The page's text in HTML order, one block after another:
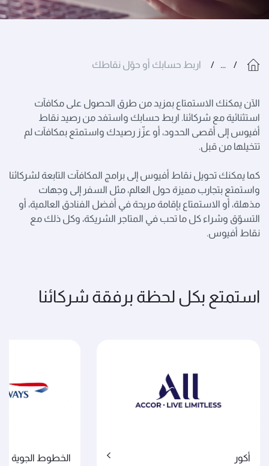
... اربط حسابك أو حوّل نقاطك
الآن يمكنك الاستمتاع بمزيد من طرق الحصول على مكافآت
استثنائية مع شركائنا. اربط حسابك واستفد من رصيد نقاط
أفيوس إلى أقصى الحدود، أو عزّز رصيدك واستمتع بمكافآت لم
تتخيلها من قبل.
كما يمكنك تحويل نقاط أفيوس إلى برامج المكافآت التابعة لشركائنا
واستمتع بتجارب مميزة حول العالم، مثل السفر إلى وجهات
مذهلة، أو الاستمتاع بإقامة مريحة في أفضل الفنادق العالمية، أو
التسوّق وشراء كل ما تحب في المتاجر الشريكة، وكل ذلك مع
نقاط أفيوس.
استمتع بكل لحظة برفقة شركائنا
أكور الخطوط الجوية